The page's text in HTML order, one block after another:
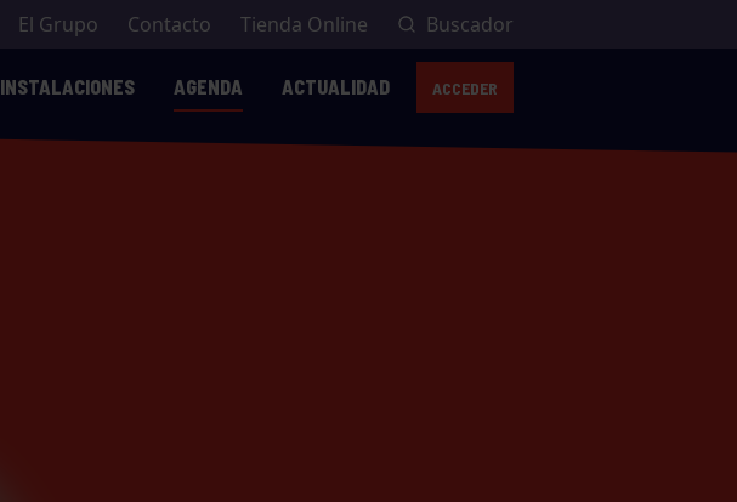
El Grupo Contacto Tienda Online Buscador
INSTALACIONES AGENDA ACTUALIDAD ACCEDER